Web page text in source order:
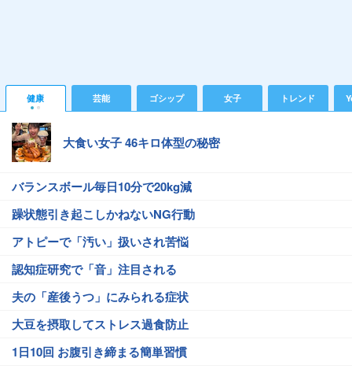
健康 芸能 ゴシップ 女子 トレンド
大食い女子 46キロ体型の秘密
バランスボール毎日10分で20kg減
躁状態引き起こしかねないNG行動
アトピーで「汚い」扱いされ苦悩
認知症研究で「音」注目される
夫の「産後うつ」にみられる症状
大豆を摂取してストレス過食防止
1日10回 お腹引き締まる簡単習慣